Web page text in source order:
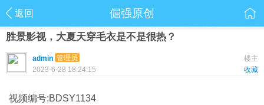
返回 倔强原创
胜景影视，大夏天穿毛衣是不是很热？
楼主
admin 管理员
收藏
2023-6-28 18:24:15
视频编号:BDSY1134